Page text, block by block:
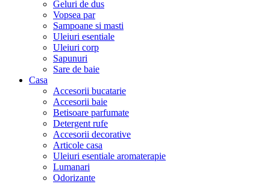
Geluri de dus
Vopsea par
Sampoane si masti
Uleiuri esentiale
Uleiuri corp
Sapunuri
Sare de baie
Casa
Accesorii bucatarie
Accesorii baie
Betisoare parfumate
Detergent rufe
Accesorii decorative
Articole casa
Uleiuri esentiale aromaterapie
Lumanari
Odorizante